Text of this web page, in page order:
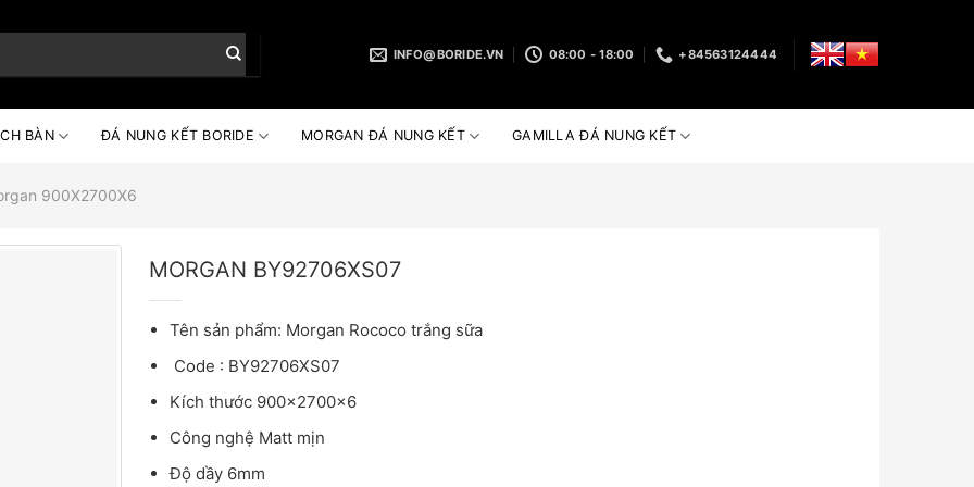
INFO@BORIDE.VN 08:00 - 18:00 +84563124444
BÀN ĐÁ NUNG KẾT BORIDE MORGAN ĐÁ NUNG KẾT GAMILLA ĐÁ NUNG KẾT
900X2700X6
MORGAN BY92706XS07
Tên sản phẩm: Morgan Rococo trắng sữa
Code : BY92706XS07
Kích thước 900x2700x6
Công nghệ Matt mịn
Độ dầy 6mm